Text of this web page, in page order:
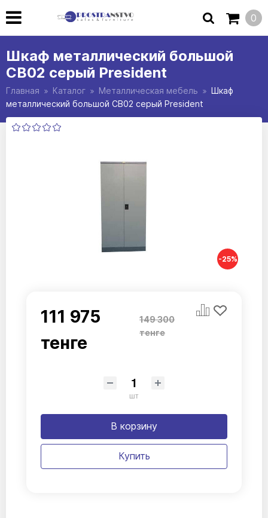
0
Шкаф металлический большой
СВ02 серый President
Главная Каталог Металлическая мебель
Шкаф
металлический большой СВ02 серый President
-25%
111 975
тенге
149 300
тенге
шт
В корзину
Купить